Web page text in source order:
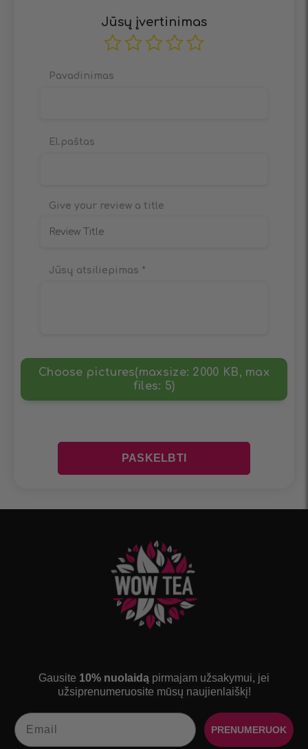
Give your review a title
Jūsų įvertinimas
Jūsų atsiliepimas *
Choose pictures(maxsize: 2000 KB, max
files: 5)
Pavadinimas
El.paštas
Gausite 10% nuolaidą pirmajam užsakymui, jei
užsiprenumeruosite mūsų naujienlaiškį!
Email
PRENUMERUOK